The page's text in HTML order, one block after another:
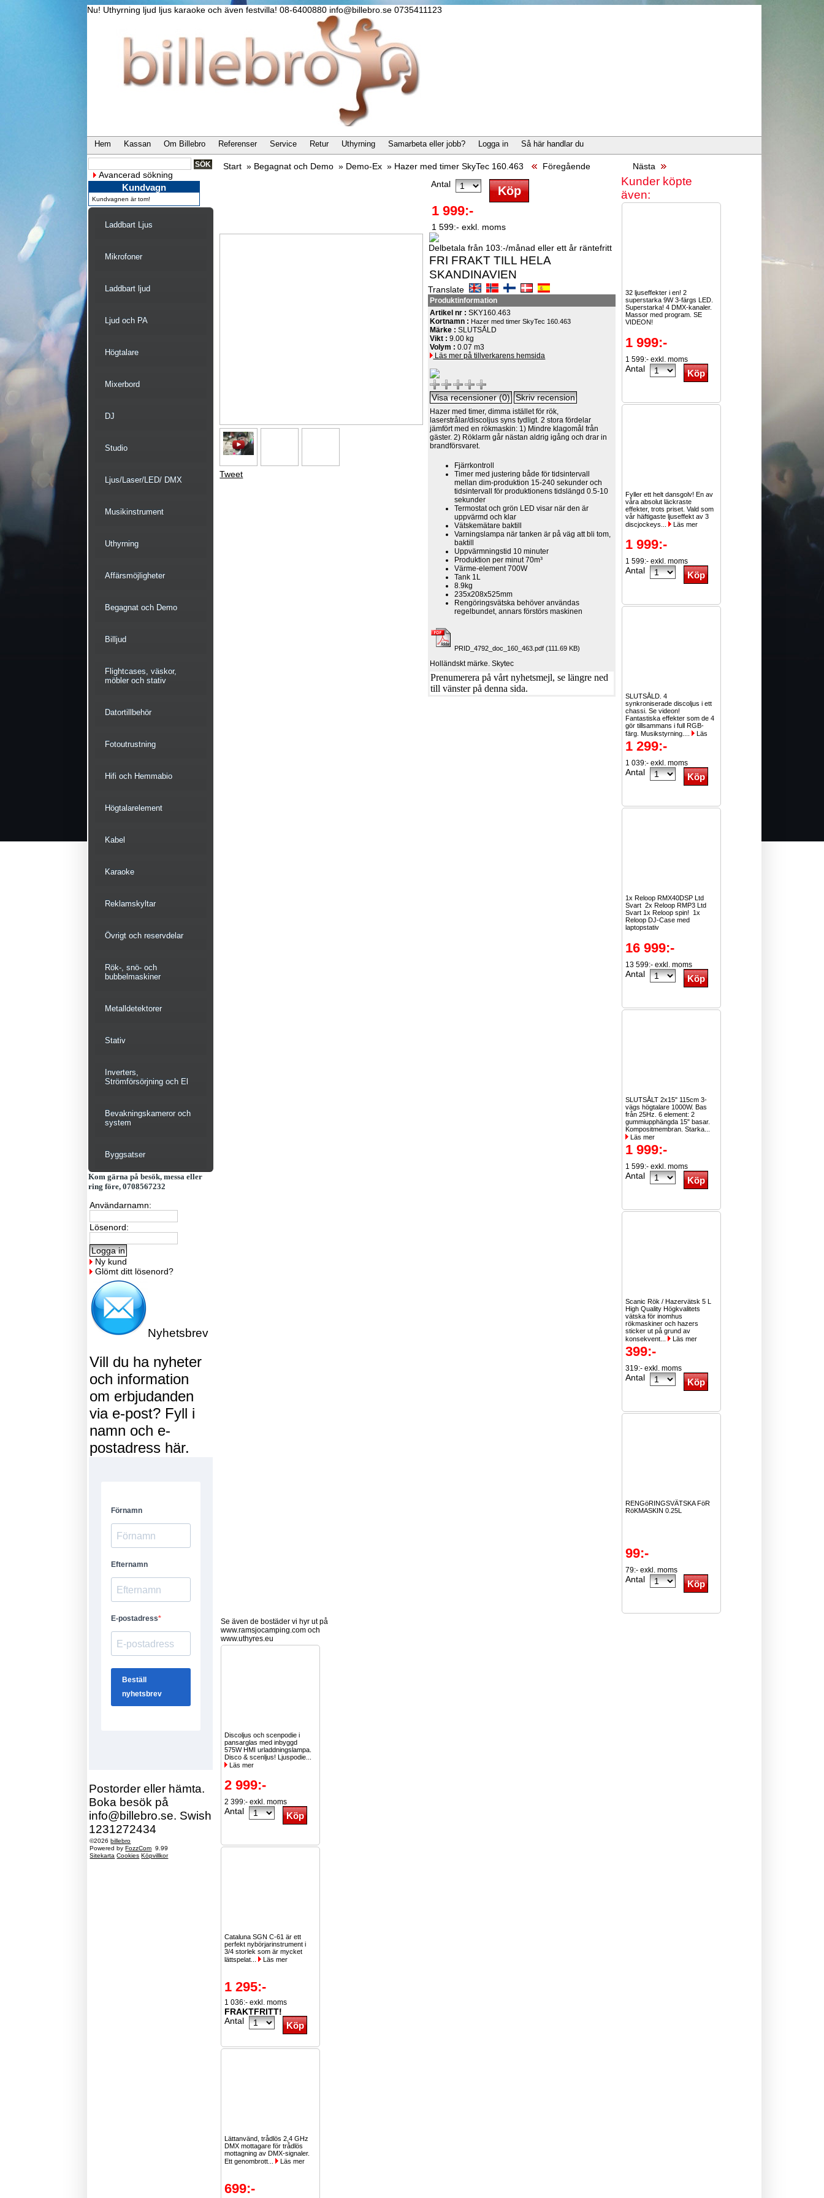
Nu! Uthyrning ljud ljus karaoke och även festvilla! 08-6400880 info@billebro.se 0735411123
Hem Kassan Om Billebro Referenser Service Retur Uthyrning Samarbeta eller jobb? Logga in Så här handlar du
Avancerad sökning
Kundvagn
Kundvagnen är tom!
Laddbart Ljus
Mikrofoner
Laddbart ljud
Ljud och PA
Högtalare
Mixerbord
DJ
Studio
Ljus/Laser/LED/ DMX
Musikinstrument
Uthyrning
Affärsmöjligheter
Begagnat och Demo
Billjud
Flightcases, väskor,
möbler och stativ
Datortillbehör
Fotoutrustning
Hifi och Hemmabio
Högtalarelement
Kabel
Karaoke
Reklamskyltar
Övrigt och reservdelar
Rök-, snö- och
bubbelmaskiner
Metalldetektorer
Stativ
Inverters,
Strömförsörjning och El
Bevakningskameror och
system
Byggsatser
Kom gärna på besök, messa eller
ring före, 0708567232
Användarnamn:
Lösenord:
Ny kund
Glömt ditt lösenord?
Nyhetsbrev
Vill du ha nyheter
och information
om erbjudanden
via e-post? Fyll i
namn och e-
postadress här.
Postorder eller hämta.
Boka besök på
info@billebro.se. Swish
1231272434
©2026billebro
Powered byFozzCom 9.99
Sitekarta Cookies Köpvillkor
Start » Begagnat och Demo » Demo-Ex » Hazer med timer SkyTec 160.463 Föregående Nästa
Tweet
Antal
1 999:-
1 599:- exkl. moms
Delbetala från 103:-/månad eller ett år räntefritt
FRI FRAKT TILL HELA
SKANDINAVIEN
Translate
Produktinformation
Artikel nr :SKY160.463
Kortnamn : Hazer med timer SkyTec 160.463
Märke :SLUTSÅLD
Vikt :9.00 kg
Volym :0.07 m3
Läs mer på tillverkarens hemsida
Hazer med timer, dimma istället för rök,
laserstrålar/discoljus syns tydligt. 2 stora fördelar
jämfört med en rökmaskin: 1) Mindre klagomål från
gäster. 2) Röklarm går nästan aldrig igång och drar in
brandförsvaret.
Fjärrkontroll
Timer med justering både för tidsintervall
mellan dim-produktion 15-240 sekunder och
tidsintervall för produktionens tidslängd 0.5-10
sekunder
Termostat och grön LED visar när den är
uppvärmd och klar
Vätskemätare baktill
Varningslampa när tanken är på väg att bli tom,
baktill
Uppvärmningstid 10 minuter
Produktion per minut 70m³
Värme-element 700W
Tank 1L
8.9kg
235x208x525mm
Rengöringsvätska behöver användas
regelbundet, annars förstörs maskinen
PRID_4792_doc_160_463.pdf (111.69 KB)
Holländskt märke. Skytec
Prenumerera på vårt nyhetsmejl, se längre ned
till vänster på denna sida.
Kunder köpte
även:
32 ljuseffekter i en! 2
superstarka 9W 3-färgs LED.
Superstarka! 4 DMX-kanaler.
Massor med program. SE
VIDEON!
1 999:-
1 599:- exkl. moms
Antal
Fyller ett helt dansgolv! En av
våra absolut läckraste
effekter, trots priset. Vald som
vår häftigaste ljuseffekt av 3
discjockeys...
Läs mer
1 999:-
1 599:- exkl. moms
Antal
SLUTSÅLD. 4
synkroniserade discoljus i ett
chassi. Se videon!
Fantastiska effekter som de 4
gör tillsammans i full RGB-
färg. Musikstyrning....
Läs
mer
1 299:-
1 039:- exkl. moms
Antal
1x Reloop RMX40DSP Ltd
Svart 2x Reloop RMP3 Ltd
Svart 1x Reloop spin! 1x
Reloop DJ-Case med
laptopstativ
16 999:-
13 599:- exkl. moms
Antal
SLUTSÅLT 2x15" 115cm 3-
vägs högtalare 1000W. Bas
från 25Hz. 6 element: 2
gummiupphängda 15" basar.
Kompositmembran. Starka...
Läs mer
1 999:-
1 599:- exkl. moms
Antal
Scanic Rök / Hazervätsk 5 L
High Quality Högkvalitets
vätska för inomhus
rökmaskiner och hazers
sticker ut på grund av
konsekvent...
Läs mer
399:-
319:- exkl. moms
Antal
RENGöRINGSVÄTSKA FöR
RöKMASKIN 0.25L
99:-
79:- exkl. moms
Antal
Se även de bostäder vi hyr ut på
www.ramsjocamping.com och
www.uthyres.eu
Discoljus och scenpodie i
pansarglas med inbyggd
575W HMI urladdningslampa.
Disco & scenljus! Ljuspodie...
Läs mer
2 999:-
2 399:- exkl. moms
Antal
Cataluna SGN C-61 är ett
perfekt nybörjarinstrument i
3/4 storlek som är mycket
lättspelat...
Läs mer
1 295:-
1 036:- exkl. moms
FRAKTFRITT!
Antal
Lättanvänd, trådlös 2,4 GHz
DMX mottagare för trådlös
mottagning av DMX-signaler.
Ett genombrott...
Läs mer
699:-